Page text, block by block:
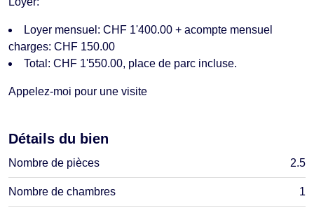
Loyer mensuel: CHF 1'400.00 + acompte mensuel
charges: CHF 150.00
Total: CHF 1'550.00, place de parc incluse.
Appelez-moi pour une visite
Détails du bien
Nombre de pièces 2.5
Nombre de chambres 1